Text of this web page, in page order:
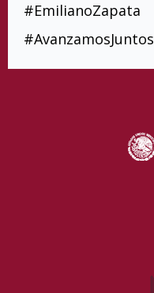
#EmilianoZapata
#AvanzamosJuntos